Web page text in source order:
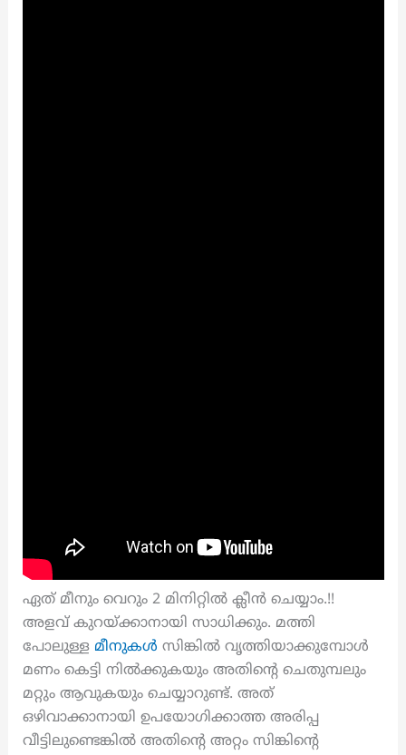
ഏത് മീനും വെറും 2 മിനിറ്റിൽ ക്ലീൻ ചെയ്യാം.!!
അളവ് കുറയ്ക്കാനായി സാധിക്കും. മത്തി
പോലുള്ള മീനുകൾ സിങ്കിൽ വൃത്തിയാക്കുമ്പോൾ
മണം കെട്ടി നിൽക്കുകയും അതിന്റെ ചെതുമ്പലും
മറ്റും ആവുകയും ചെയ്യാറുണ്ട്. അത്
ഒഴിവാക്കാനായി ഉപയോഗിക്കാത്ത അരിപ്പ
വീട്ടിലുണ്ടെങ്കിൽ അതിന്റെ അറ്റം സിങ്കിന്റെ